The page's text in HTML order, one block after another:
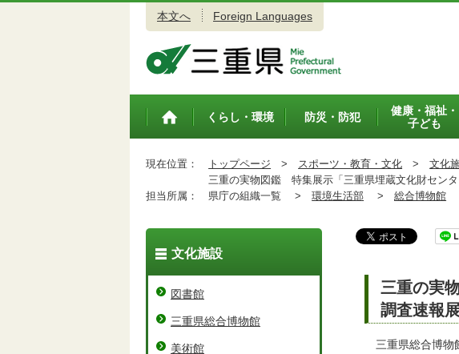
本文へ Foreign Languages
トップペ
くらし・環境 防災・防犯
健康・福祉・
子ども
現在位置： トップページ > スポーツ・教育・文化 > 文化
三重の実物図鑑 特集展示「三重県埋蔵文化財セン
担当所属：
県庁の組織一覧 > 環境生活部 > 総合博物館
三重の実
調査速報
三重県総合博物
文化施設
図書館
三重県総合博物館
美術館